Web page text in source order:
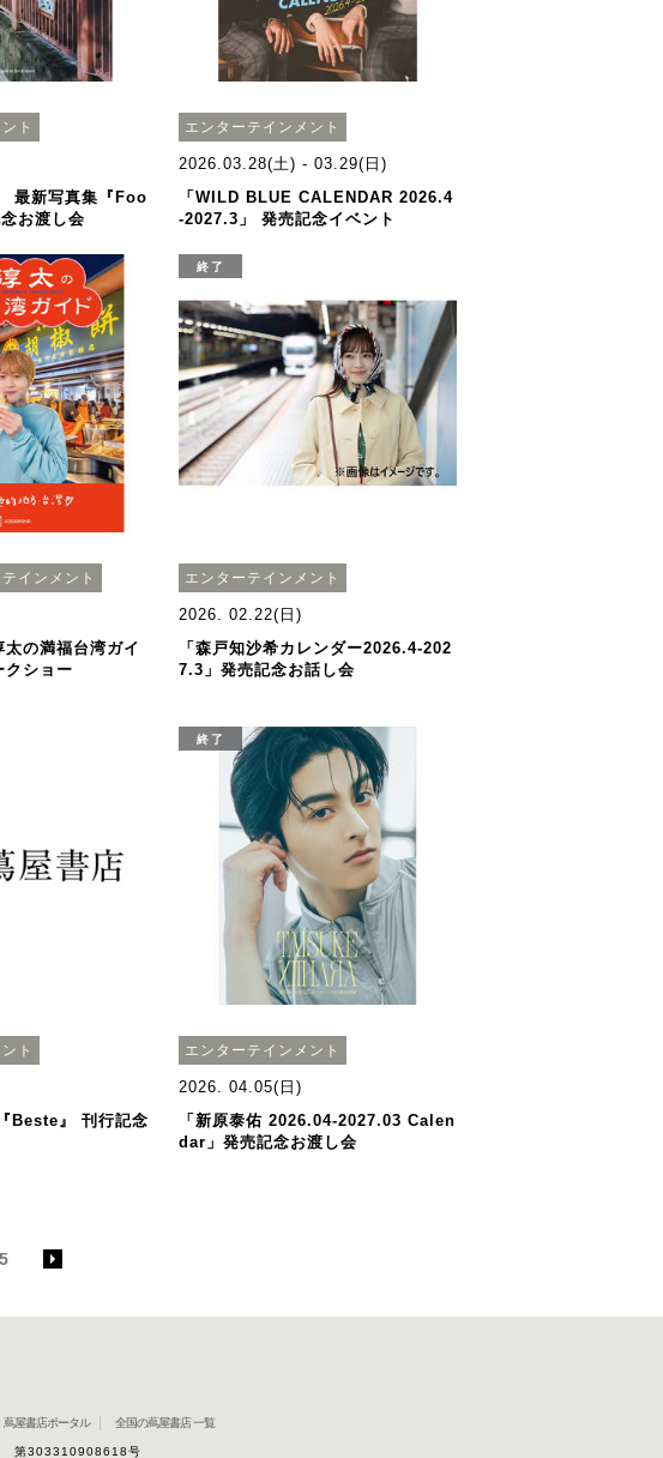
ト
最新写真集『Foo
お渡し会
エンターテインメント
2026.03.28(土) - 03.29(日)
「WILD BLUE CALENDAR 2026.4
-2027.3」 発売記念イベント
インメント
の満福台湾ガイ
クショー
終了
エンターテインメント
2026. 02.22(日)
「森戸知沙希カレンダー2026.4-202
7.3」発売記念お話し会
ト
Beste』 刊行記念
終了
エンターテインメント
2026. 04.05(日)
「新原泰佑 2026.04-2027.03 Calen
dar」発売記念お渡し会
5
蔦屋書店ポータル 全国の蔦屋書店 一覧
第303310908618号